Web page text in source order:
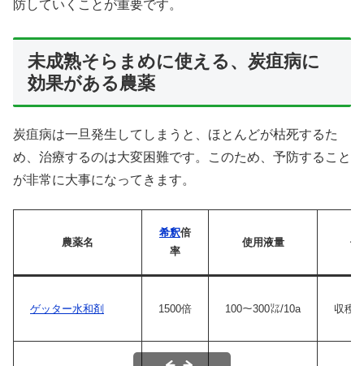
防していくことが重要です。
未成熟そらまめに使える、炭疽病に
効果がある農薬
炭疽病は一旦発生してしまうと、ほとんどが枯死するた
め、治療するのは大変困難です。このため、予防すること
が非常に大事になってきます。
農薬名
希釈倍
率
使用液量 使
ゲッター水和剤 1500倍 100〜300㍑/10a 収穫